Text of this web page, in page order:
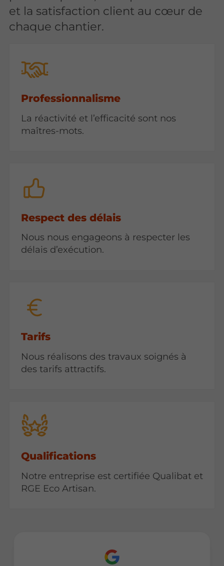
et la satisfaction client au cœur de
chaque chantier.
Professionnalisme
La réactivité et l’efficacité sont nos
maîtres-mots.
Respect des délais
Nous nous engageons à respecter les
délais d’exécution.
Tarifs
Nous réalisons des travaux soignés à
des tarifs attractifs.
Qualifications
Notre entreprise est certifiée Qualibat et
RGE Eco Artisan.